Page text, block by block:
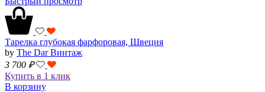
Тарелка глубокая фарфоровая, Швеция
by The Dar Винтаж
3 700 ₽
Купить в 1 клик
В корзину